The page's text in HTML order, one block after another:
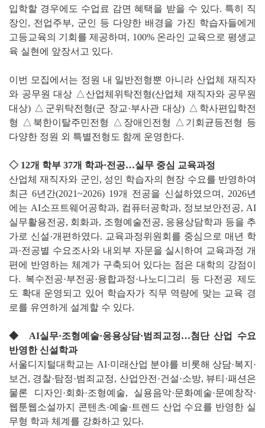
입학할 경우에도 수업료 감면 혜택을 받을 수 있다. 특히 직
장인, 전업주부, 군인 등 다양한 배경을 가진 학습자들에게
고등교육의 기회를 제공하며, 100% 온라인 교육으로 평생교
육 실현에 앞장서고 있다.
이번 모집에서는 정원 내 일반전형뿐 아니라 산업체 재직자
와 공무원 대상 △산업체위탁전형(산업체 재직자와 공무원
대상) △군위탁전형(군 장교·부사관 대상) △학사편입학전
형 △북한이탈주민전형 △장애인전형 △기회균등전형 등
다양한 정원 외 특별전형도 함께 운영한다.
◇ 12개 학부 37개 학과·전공…실무 중심 교육과정
산업체 재직자와 군인, 성인 학습자의 현장 수요를 반영하여
최근 6년간(2021~2026) 19개 전공을 신설하였으며, 2026년
에는 AI소프트웨어공학과, 컴퓨터공학과, 정보보안전공, AI
실무활용전공, 회화과, 조형예술전공, 응용상담학과 등을 추
가로 신설·개편하였다. 교육과정위원회를 중심으로 매년 학
과·전공별 수요조사와 내외부 자문을 실시하여 교육과정 개
편에 반영하는 체계가 구축되어 있다는 점은 대학의 강점이
다. 복수전공·부전공·융합과정·나노디그리 등 다전공 제도
도 확대 운영되고 있어 학습자가 직무 역량에 맞는 교육 경
로를 유연하게 설계할 수 있다.
◆ AI실무·조형예술·응용상담·범죄교정…첨단 산업 수요
반영한 신설학과
서울디지털대학교는 AI·미래산업 분야를 비롯해 상담·복지·
보건, 경찰·탐정·범죄교정, 산업안전·건설·소방, 뷰티·패션은
물론 디자인·회화·조형예술, 실용음악·문화예술·문예창작·
웹툰웹소설까지 콘텐츠·예술·트렌드 산업 수요를 반영한 실
무형 학과 체계를 강화하고 있다.